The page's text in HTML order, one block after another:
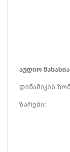
აუდიო
დინამიკის
ზარები: